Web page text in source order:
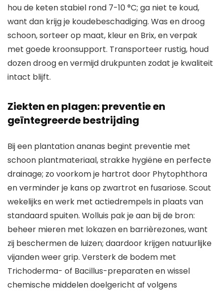
hou de keten stabiel rond 7-10 °C; ga niet te koud,
want dan krijg je koudebeschadiging. Was en droog
schoon, sorteer op maat, kleur en Brix, en verpak
met goede kroonsupport. Transporteer rustig, houd
dozen droog en vermijd drukpunten zodat je kwaliteit
intact blijft.
Ziekten en plagen: preventie en
geïntegreerde bestrijding
Bij een plantation ananas begint preventie met
schoon plantmateriaal, strakke hygiëne en perfecte
drainage; zo voorkom je hartrot door Phytophthora
en verminder je kans op zwartrot en fusariose. Scout
wekelijks en werk met actiedrempels in plaats van
standaard spuiten. Wolluis pak je aan bij de bron:
beheer mieren met lokazen en barrièrezones, want
zij beschermen de luizen; daardoor krijgen natuurlijke
vijanden weer grip. Versterk de bodem met
Trichoderma- of Bacillus-preparaten en wissel
chemische middelen doelgericht af volgens